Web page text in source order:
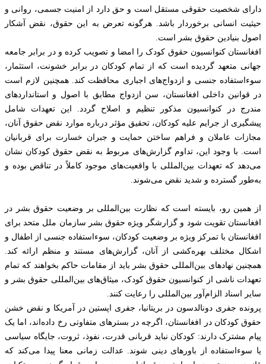
دارای شخصیت حقوقی مستقل است و حق دارد از امنیت جسمی، روانی و
حیثیت انسانی برخوردار باشد. هرگونه تعرض به این حقوق، نقض آشکار
اصول بنیادین حقوق بشر است.
افغانستان کنوانسیون حقوق کودک را امضا و تصویب کرده و در برابر جامعه
جهانی متعهد گردیده است که از تمام کودکان در برابر خشونت، استثمار،
سوءاستفاده جنسی و ازدواج‌های اجباری محافظت کند. همچنین لازم است
در قوانین داخلی افغانستان، سن ازدواج مطابق با اصول و استانداردهای
مندرج در کنوانسیون مذکور تنظیم و اصلاح گردد. این تعهدات شامل
پیشگیری از جرایم علیه کودکان، تحقیق مؤثر درباره موارد نقض حقوق آنان،
مجازات عاملان و فراهم ساختن حمایت و جبران خسارت برای قربانیان
است. با وجود این، تداوم گزارش‌های مربوط به نقض حقوق کودکان نشان
می‌دهد که تعهدات بین‌المللی با واقعیت‌های موجود کاملاً در تناقض بوده و
به‌طور گسترده و شدید نقض می‌شوند.
از همین رو، بایسته است که نظارت بین‌المللی بر وضعیت حقوق بشر در
افغانستان تقویت شود و گزارشگر ویژه حقوق بشر سازمان ملل متحد برای
افغانستان با تمرکز ویژه بر وضعیت کودکان، سوءاستفاده جنسی از اطفال و
اشکال مختلف بهره‌کشی از آنان، گزارش‌های مستند و منظم ارائه کند.
همچنین نهادهای بین‌المللی حقوق بشر باید از مقامات حاکم بخواهند که تمام
تعهدات ناشی از کنوانسیون حقوق کودک، میثاق‌های بین‌المللی حقوق بشر و
سایر اسناد الزام‌آور بین‌المللی را رعایت کنند.
پرونده جفری دونالدسون در بریتانیا، جفری اپستین در آمریکا و نقض خشن
حقوق کودکان در افغانستان، اگرچه در بسترهای متفاوتی رخ داده‌اند، اما یک
پیام مشترک دارند: کودکان نباید قربانی قدرت، نفوذ، ثروت، جایگاه سیاسی
یا سوءاستفاده از باورهای دینی شوند. عدالت زمانی معنا پیدا می‌کند که